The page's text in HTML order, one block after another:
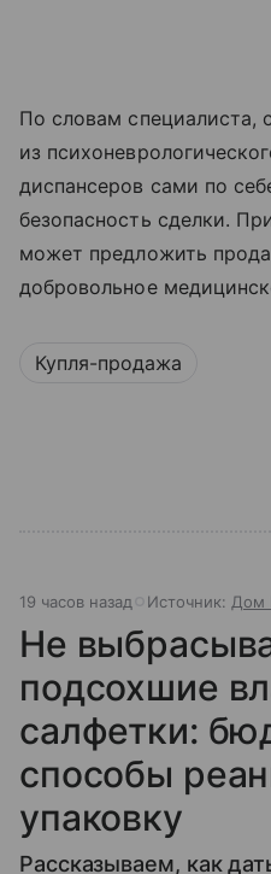
По словам специалиста,
из
диспансеров сами по
безопасность сделки.
может предложить
добровольное
Купля-продажа
19 часов назад Источник: Дом
Не
подсохшие
салфетки:
способы
упаковку
Рассказываем, как